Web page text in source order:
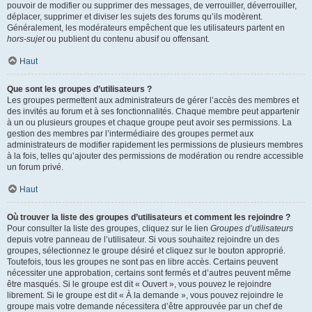
pouvoir de modifier ou supprimer des messages, de verrouiller, déverrouiller,
déplacer, supprimer et diviser les sujets des forums qu’ils modèrent.
Généralement, les modérateurs empêchent que les utilisateurs partent en
hors-sujetou publient du contenu abusif ou offensant.
Haut
Que sont les groupes d’utilisateurs ?
Les groupes permettent aux administrateurs de gérer l’accès des membres et
des invités au forum et à ses fonctionnalités. Chaque membre peut appartenir
à un ou plusieurs groupes et chaque groupe peut avoir ses permissions. La
gestion des membres par l’intermédiaire des groupes permet aux
administrateurs de modifier rapidement les permissions de plusieurs membres
à la fois, telles qu’ajouter des permissions de modération ou rendre accessible
un forum privé.
Haut
Où trouver la liste des groupes d’utilisateurs et comment les rejoindre ?
Pour consulter la liste des groupes, cliquez sur le lien Groupes d’utilisateurs
depuis votre panneau de l’utilisateur. Si vous souhaitez rejoindre un des
groupes, sélectionnez le groupe désiré et cliquez sur le bouton approprié.
Toutefois, tous les groupes ne sont pas en libre accès. Certains peuvent
nécessiter une approbation, certains sont fermés et d’autres peuvent même
être masqués. Si le groupe est dit « Ouvert », vous pouvez le rejoindre
librement. Si le groupe est dit « À la demande », vous pouvez rejoindre le
groupe mais votre demande nécessitera d’être approuvée par un chef de